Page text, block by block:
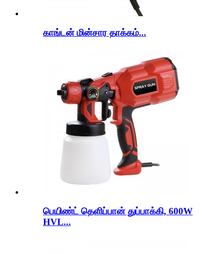
காங்டன் மின்சார தாக்கம்...
பெயிண்ட் தெளிப்பான் துப்பாக்கி, 600W
HVL...